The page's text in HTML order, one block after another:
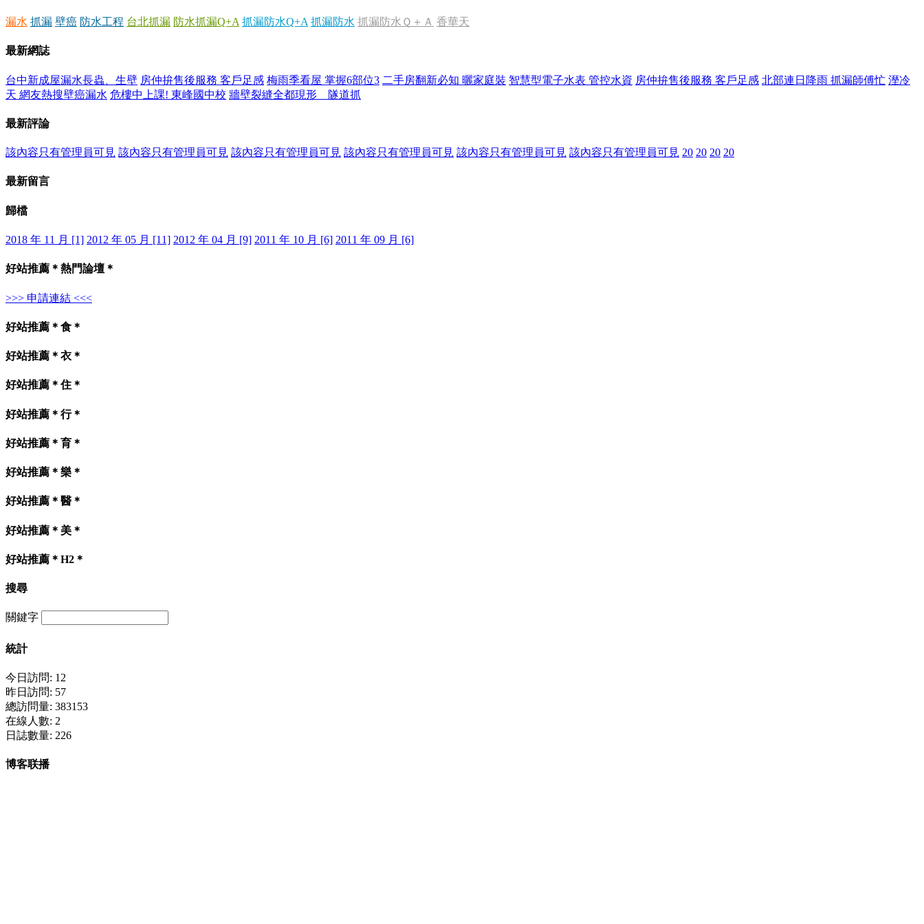
漏水 抓漏 壁癌 防水工程 台北抓漏 防水抓漏Q+A 抓漏防水Q+A 抓漏防水 抓漏防水Ｑ＋Ａ 香華天
最新網誌
台中新成屋漏水長蟲、生壁 房仲拚售後服務 客戶足感 梅雨季看屋 掌握6部位3 二手房翻新必知 曬家庭裝 智慧型電子水表 管控水資 房仲拚售後服務 客戶足感 北部連日降雨 抓漏師傅忙 溼冷
天 網友熱搜壁癌漏水 危樓中上課! 東峰國中校 牆壁裂縫全都現形 隧道抓
最新評論
該內容只有管理員可見 該內容只有管理員可見 該內容只有管理員可見 該內容只有管理員可見 該內容只有管理員可見 該內容只有管理員可見 20 20 20 20
最新留言
歸檔
2018 年 11 月 [1] 2012 年 05 月 [11] 2012 年 04 月 [9] 2011 年 10 月 [6] 2011 年 09 月 [6]
好站推薦＊熱門論壇＊
>>> 申請連結 <<<
好站推薦＊食＊
好站推薦＊衣＊
好站推薦＊住＊
好站推薦＊行＊
好站推薦＊育＊
好站推薦＊樂＊
好站推薦＊醫＊
好站推薦＊美＊
好站推薦＊H2＊
搜尋
關鍵字
統計
今日訪問: 12
昨日訪問: 57
總訪問量: 383153
在線人數: 2
日誌數量: 226
博客联播